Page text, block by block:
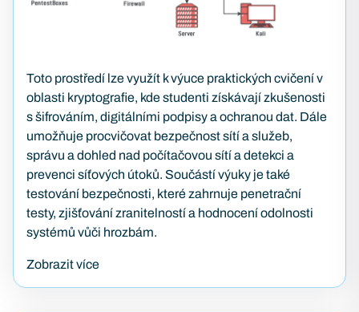
Toto prostředí lze využít k výuce praktických cvičení v
oblasti kryptografie, kde studenti získávají zkušenosti
s šifrováním, digitálními podpisy a ochranou dat. Dále
umožňuje procvičovat bezpečnost sítí a služeb,
správu a dohled nad počítačovou sítí a detekci a
prevenci síťových útoků. Součástí výuky je také
testování bezpečnosti, které zahrnuje penetrační
testy, zjišťování zranitelností a hodnocení odolnosti
systémů vůči hrozbám.
Zobrazit více